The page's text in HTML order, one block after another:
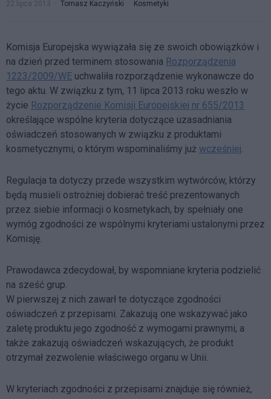
22 lipca 2013 Tomasz Kaczyński Kosmetyki
Komisja Europejska wywiązała się ze swoich obowiązków i
na dzień przed terminem stosowania Rozporządzenia
1223/2009/WE uchwaliła rozporządzenie wykonawcze do
tego aktu. W związku z tym, 11 lipca 2013 roku weszło w
życie Rozporządzenie Komisji Europejskiej nr 655/2013
określające wspólne kryteria dotyczące uzasadniania
oświadczeń stosowanych w związku z produktami
kosmetycznymi, o którym wspominaliśmy już wcześniej.
Regulacja ta dotyczy przede wszystkim wytwórców, którzy
będą musieli ostrożniej dobierać treść prezentowanych
przez siebie informacji o kosmetykach, by spełniały one
wymóg zgodności ze wspólnymi kryteriami ustalonymi przez
Komisję.
Prawodawca zdecydował, by wspomniane kryteria podzielić
na sześć grup.
W pierwszej z nich zawarł te dotyczące zgodności
oświadczeń z przepisami. Zakazują one wskazywać jako
zaletę produktu jego zgodność z wymogami prawnymi, a
także zakazują oświadczeń wskazujących, że produkt
otrzymał zezwolenie właściwego organu w Unii.
W kryteriach zgodności z przepisami znajduje się również,